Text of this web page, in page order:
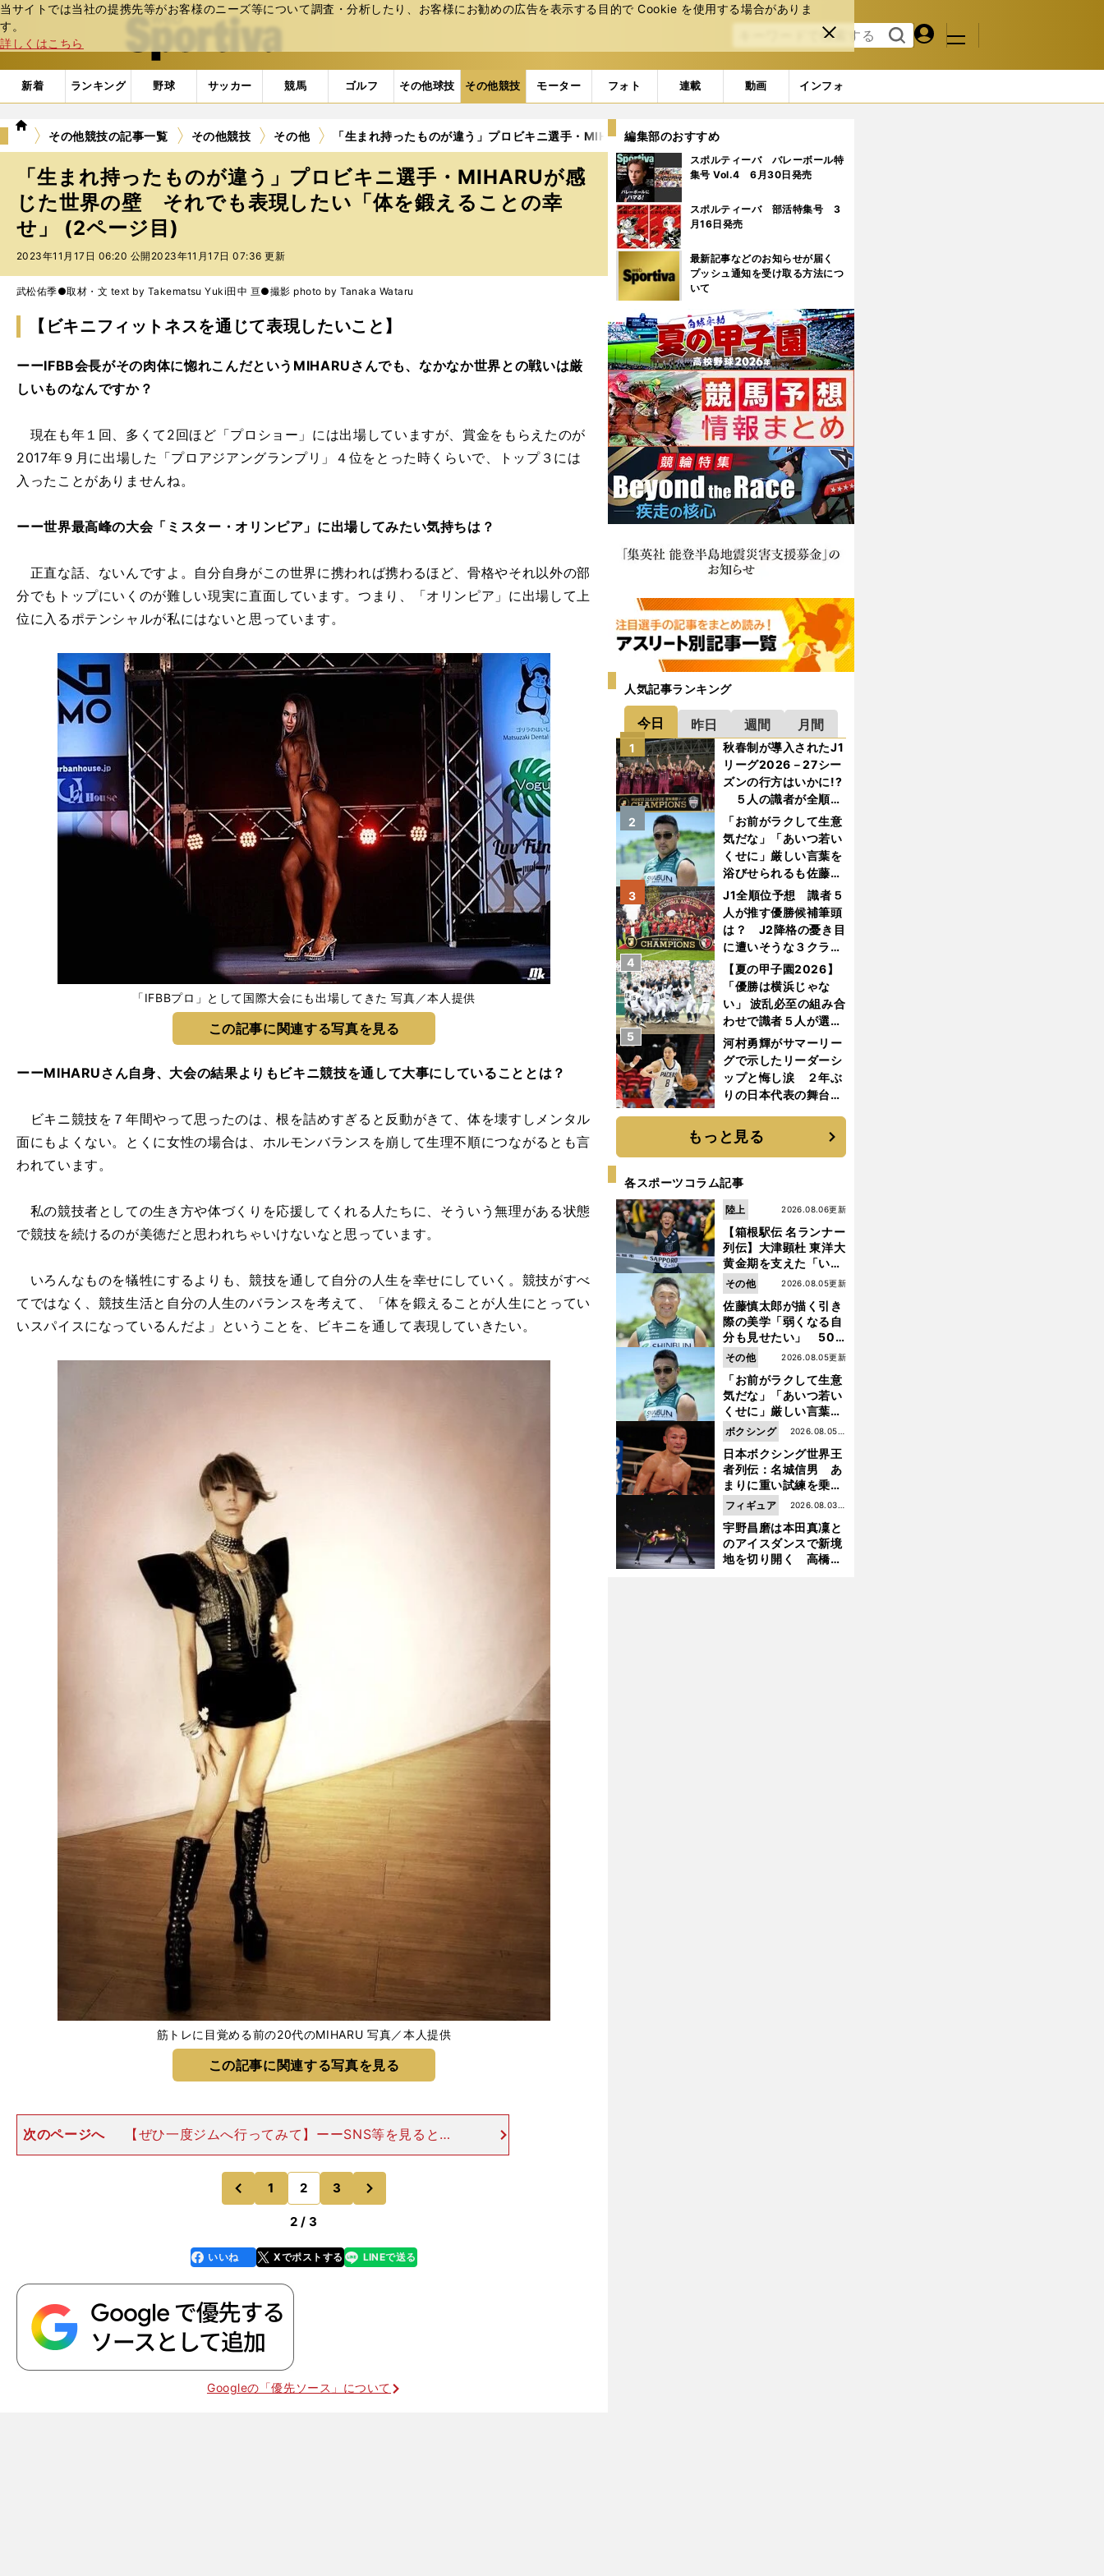
当サイトでは当社の提携先等がお客様のニーズ等について調査・分析したり、お客様にお勧めの広告を表⽰する⽬的で Cookie を使⽤する場合がありま
す。
詳しくはこちら
閉じ
る
web Sportiva (webスポルティーバ)
検索
る
マイペ
ジ
メニュ
新着 ランキング 野球 サッカー 競馬 ゴルフ その他球技 その他競技 モーター フォト 連載 動画 インフォ
we
ル
テ
ィ
ー
その他競技の記事一覧 その他競技 その他 「生まれ持ったものが違う」プロビキニ選手・MIHARUが感じた世界の壁 それでも表現したい「体を鍛えることの幸せ」
「生まれ持ったものが違う」プロビキニ選手・MIHARUが感
じた世界の壁 それでも表現したい「体を鍛えることの幸
せ」 (2ページ目)
2023年11月17日 06:20 公開 2023年11月17日 07:36 更新
武松佑季●取材・文 text by Takematsu Yuki田中 亘●撮影 photo by Tanaka Wataru
【ビキニフィットネスを通じて表現したいこと】
ーーIFBB会長がその肉体に惚れこんだというMIHARUさんでも、なかなか世界との戦いは厳
しいものなんですか？
現在も年１回、多くて2回ほど「プロショー」には出場していますが、賞金をもらえたのが
2017年９月に出場した「プロアジアングランプリ」４位をとった時くらいで、トップ３には
入ったことがありませんね。
ーー世界最高峰の大会「ミスター・オリンピア」に出場してみたい気持ちは？
正直な話、ないんですよ。自分自身がこの世界に携われば携わるほど、骨格やそれ以外の部
分でもトップにいくのが難しい現実に直面しています。つまり、「オリンピア」に出場して上
位に入るポテンシャルが私にはないと思っています。
「IFBBプロ」として国際大会にも出場してきた 写真／本人提供
この記事に関連する写真を見る
ーーMIHARUさん自身、大会の結果よりもビキニ競技を通して大事にしていることとは？
ビキニ競技を７年間やって思ったのは、根を詰めすぎると反動がきて、体を壊すしメンタル
面にもよくない。とくに女性の場合は、ホルモンバランスを崩して生理不順につながるとも言
われています。
私の競技者としての生き方や体づくりを応援してくれる人たちに、そういう無理がある状態
で競技を続けるのが美徳だと思われちゃいけないなと思っています。
いろんなものを犠牲にするよりも、競技を通して自分の人生を幸せにしていく。競技がすべ
てではなく、競技生活と自分の人生のバランスを考えて、「体を鍛えることが人生にとってい
いスパイスになっているんだよ」ということを、ビキニを通して表現していきたい。
筋トレに目覚める前の20代のMIHARU 写真／本人提供
この記事に関連する写真を見る
次のページへ
【ぜひ一度ジムへ行ってみて】ーーSNS等を見ると、
女性が鍛えることに否定的な意見を言う人も少なくありません。 体を
鍛えて、スタイルがよくなった女性を見て、普通、ネガティブなことを
思わないじゃないです
前
のページへ
1 2 3
2 / 3
faceboo
k
いいね Xでポストする
line LINEで送る
Googleの「優先ソース」について
編集部のおすすめ
スポルティーバ バレーボール特
集号 Vol.4 6月30日発売
スポルティーバ 部活特集号 3
月16日発売
最新記事などのお知らせが届く
プッシュ通知を受け取る方法につ
いて
人気記事ランキング
今日 昨日 週間 月間
秋春制が導入されたJ1
リーグ2026－27シー
ズンの行方はいかに!?
５人の識者が全順位
を大胆予想
1
「お前がラクして生意
気だな」「あいつ若い
くせに」厳しい言葉を
浴びせられるも佐藤慎
太郎が貫いた誇りとフ
ァンへの思い
2
J1全順位予想 識者５
人が推す優勝候補筆頭
は？ J2降格の憂き目
に遭いそうな３クラブ
とは？
3
【夏の甲子園2026】
「優勝は横浜じゃな
い」 波乱必至の組み合
わせで識者５人が選ん
だ優勝校はここだ！
4
河村勇輝がサマーリー
グで示したリーダーシ
ップと悔し涙 ２年ぶ
りの日本代表の舞台を
は続く
5
もっと見る
各スポーツコラム記事
【箱根駅伝 名ランナー
列伝】大津顕杜 東洋大
黄金期を支えた「いぶ
し銀」の存在 最後は同
期の設楽兄弟も受賞で
きなかった金栗杯に輝
く
2026.08.06更新
陸上
佐藤慎太郎が描く引き
際の美学「弱くなる自
分も見せたい」 50
代の競輪人生に影響を
与える伏見俊昭の死に
も言及
2026.08.05更新
その他
「お前がラクして生意
気だな」「あいつ若い
くせに」厳しい言葉を
浴びせられるも佐藤慎
太郎が貫いた誇りとフ
ァンへの思い
2026.08.05更新
その他
日本ボクシング世界王
者列伝：名城信男 あ
まりに重い試練を乗り
越え「大胆さ」と「巧
さ」で築いた時代
2026.08.05更
新
ボクシング
宇野昌磨は本田真凜と
のアイスダンスで新境
地を切り開く 高橋大
2026.08.03更
新
フィギュア